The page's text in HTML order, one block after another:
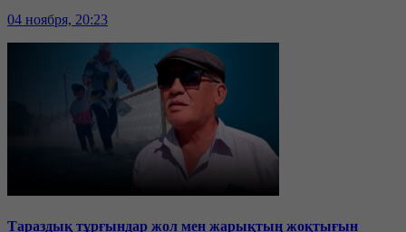
04 ноября, 20:23
Тараздық тұрғындар жол мен жарықтың жоқтығын